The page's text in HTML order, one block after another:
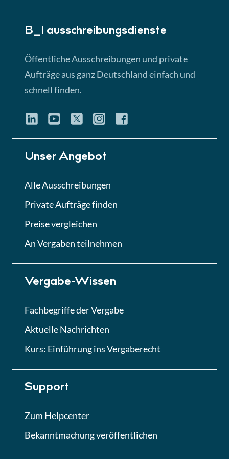
Lektion 3
► 4:31 Min
Quiz
Eignung im Vergabeverfahren
Lektion 6
Abgabe von Angeboten
Lektion
Lektion 7
Finales Quiz
B_I ausschreibungs­dienste
Öffentliche Ausschreibungen und private
Aufträge aus ganz Deutschland einfach und
schnell finden.
Unser Angebot
Alle Ausschreibungen
Private Aufträge finden
Preise vergleichen
An Vergaben teilnehmen
Vergabe-Wissen
Fachbegriffe der Vergabe
Aktuelle Nachrichten
Kurs: Einführung ins Vergaberecht
Support
Zum Helpcenter
Bekanntmachung veröffentlichen